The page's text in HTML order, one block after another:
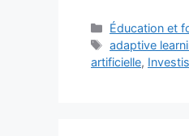
Catégories
Éducation et
Étiquettes
adaptive
artificielle,